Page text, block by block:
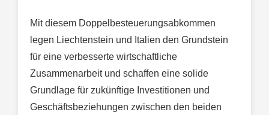
Mit diesem Doppelbesteuerungsabkommen
legen Liechtenstein und Italien den Grundstein
für eine verbesserte wirtschaftliche
Zusammenarbeit und schaffen eine solide
Grundlage für zukünftige Investitionen und
Geschäftsbeziehungen zwischen den beiden